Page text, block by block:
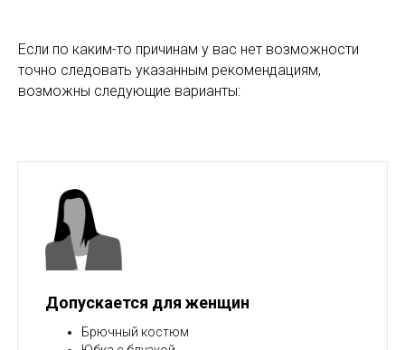
Если по каким-то причинам у вас нет возможности
точно следовать указанным рекомендациям,
возможны следующие варианты:
Допускается для женщин
Брючный костюм